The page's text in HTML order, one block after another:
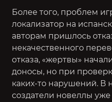
Более того, проблем
локализатор на
авторам пришлось
некачественного
отказа, «жертвы»
доносы, но при
каких-то нарушений. В
создатели новеллы